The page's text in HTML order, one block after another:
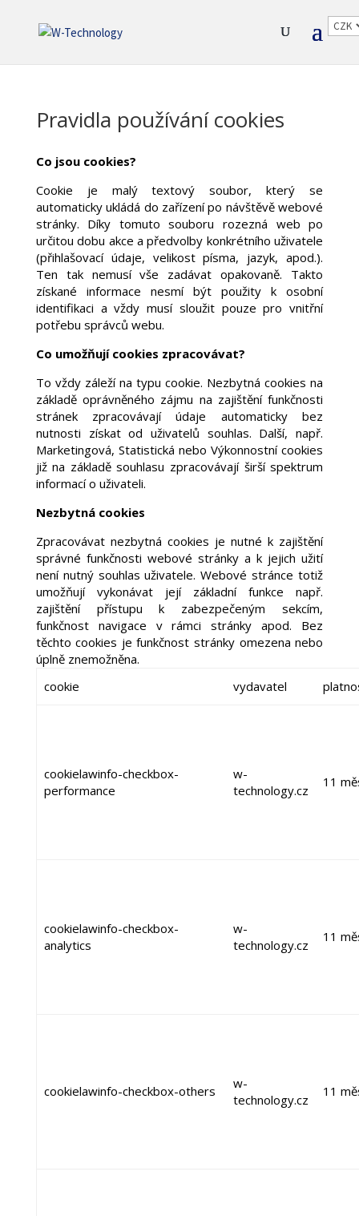
Pravidla používání cookies
Co jsou cookies?
Cookie je malý textový soubor, který se
automaticky ukládá do zařízení po návštěvě webové
stránky. Díky tomuto souboru rozezná web po
určitou dobu akce a předvolby konkrétního uživatele
(přihlašovací údaje, velikost písma, jazyk, apod.).
Ten tak nemusí vše zadávat opakovaně. Takto
získané informace nesmí být použity k osobní
identifikaci a vždy musí sloužit pouze pro vnitřní
potřebu správců webu.
Co umožňují cookies zpracovávat?
To vždy záleží na typu cookie. Nezbytná cookies na
základě oprávněného zájmu na zajištění funkčnosti
stránek zpracovávají údaje automaticky bez
nutnosti získat od uživatelů souhlas. Další, např.
Marketingová, Statistická nebo Výkonnostní cookies
již na základě souhlasu zpracovávají širší spektrum
informací o uživateli.
Nezbytná cookies
Zpracovávat nezbytná cookies je nutné k zajištění
správné funkčnosti webové stránky a k jejich užití
není nutný souhlas uživatele. Webové stránce totiž
umožňují vykonávat její základní funkce např.
zajištění přístupu k zabezpečeným sekcím,
funkčnost navigace v rámci stránky apod. Bez
těchto cookies je funkčnost stránky omezena nebo
úplně znemožněna.
cookie
vydavatel
cookielawinfo-checkbox-
performance
w-
technology.cz
11
cookielawinfo-checkbox-
analytics
w-
technology.cz
11
cookielawinfo-checkbox-others
w-
technology.cz
11